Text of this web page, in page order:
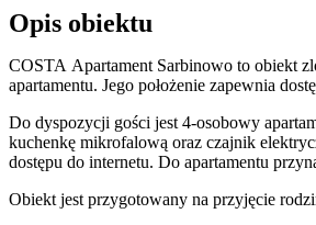
Opis obiektu
COSTA Apartament Sarbinowo to obiekt
apartamentu. Jego położenie zapewnia
Do dyspozycji gości jest 4-osobowy
kuchenkę mikrofalową oraz czajnik
dostępu do internetu. Do apartamentu
Obiekt jest przygotowany na przyjęcie